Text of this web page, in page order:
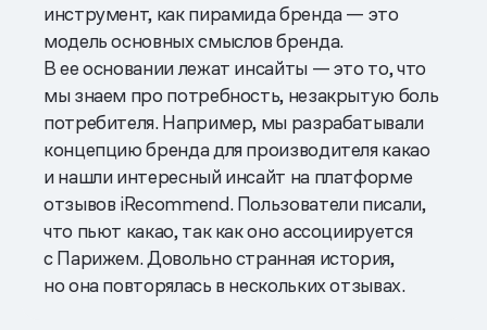
инструмент, как пирамида бренда — это
модель основных смыслов бренда.
В ее основании лежат инсайты — это то, что
мы знаем про потребность, незакрытую боль
потребителя. Например, мы разрабатывали
концепцию бренда для производителя какао
и нашли интересный инсайт на платформе
отзывов iRecommend. Пользователи писали,
что пьют какао, так как оно ассоциируется
с Парижем. Довольно странная история,
но она повторялась в нескольких отзывах.